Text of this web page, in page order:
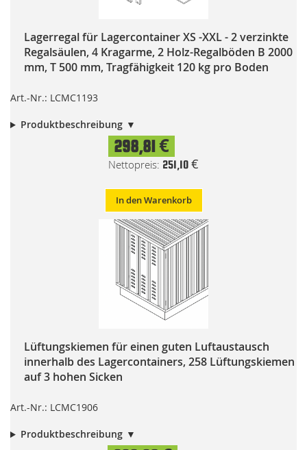
Lagerregal für Lagercontainer XS -XXL - 2 verzinkte
Regalsäulen, 4 Kragarme, 2 Holz-Regalböden B 2000
mm, T 500 mm, Tragfähigkeit 120 kg pro Boden
Art.-Nr.: LCMC1193
Produktbeschreibung
298,81 €
251,10 €
In den Warenkorb
Lüftungskiemen für einen guten Luftaustausch
innerhalb des Lagercontainers, 258 Lüftungskiemen
auf 3 hohen Sicken
Art.-Nr.: LCMC1906
Produktbeschreibung